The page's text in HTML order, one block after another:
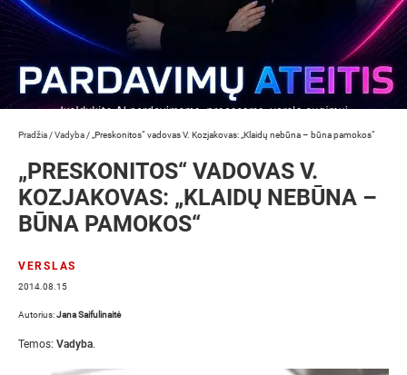
Pradžia /Vadyba / „Preskonitos“ vadovas V. Kozjakovas: „Klaidų nebūna – būna pamokos“
„PRESKONITOS“ VADOVAS V.
KOZJAKOVAS: „KLAIDŲ NEBŪNA –
BŪNA PAMOKOS“
VERSLAS
2014.08.15
Autorius:Jana Saifulinaitė
Temos: Vadyba.